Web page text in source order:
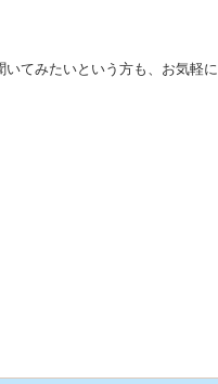
てみたいという方も、お気軽に